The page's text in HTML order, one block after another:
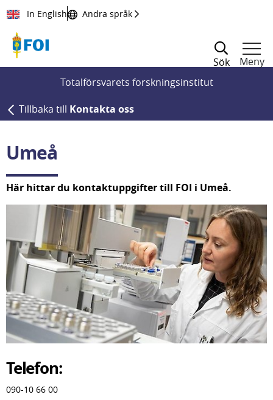
Till innehållet
In English Andra språk
Sök
Meny
Totalförsvarets forskningsinstitut
Tillbaka till Kontakta oss
Umeå
Här hittar du kontaktuppgifter till FOI i Umeå.
Telefon:
090-10 66 00